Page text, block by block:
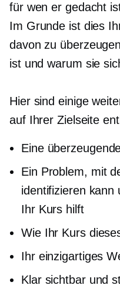
für wen er gedacht
Im Grunde ist dies
davon zu
ist und warum sie
Hier sind einige
auf Ihrer Zielseite
Eine
Ein Problem, mit
identifizieren kann
Ihr Kurs hilft
Wie Ihr Kurs
Ihr einzigartiges
Klar sichtbarund